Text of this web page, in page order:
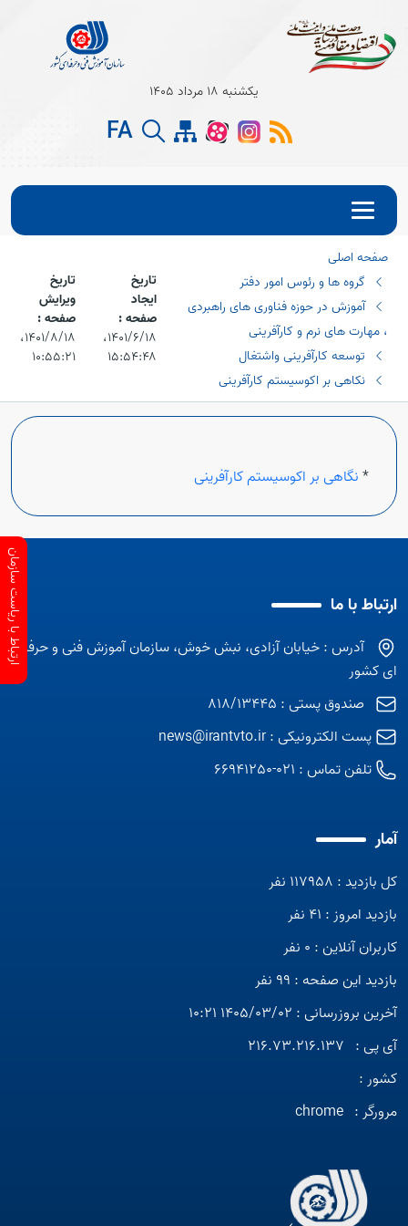
یکشنبه 18 مرداد 1405
FA
صفحه اصلی
گروه ها و رئوس امور دفتر
آموزش در حوزه فناوری های راهبردی
، مهارت های نرم و کارآفرینی
توسعه کارآفرینی واشتغال
نکاهی بر اکوسیستم کارآفرینی
تاریخ
ایجاد
صفحه :
۱۴۰۱/۶/۱۸،‏
۱۵:۵۴:۴۸
تاریخ
ویرایش
صفحه :
۱۴۰۱/۸/۱۸،‏
۱۰:۵۵:۲۱
*نگاهی بر اکوسیستم کارآفرینی
ارتباط با ما
آدرس : خیابان آزادی، نبش خوش، سازمان آموزش فنی و حرفه
ای کشور
صندوق پستی : 818/13445
پست الکترونیکی :news@irantvto.ir
تلفن تماس : 021-66941250
آمار
کل بازدید : 117958 نفر
بازدید امروز : 41 نفر
کاربران آنلاین : 0 نفر
بازدید این صفحه : 99 نفر
آخرین بروزرسانی : 1405/03/02 10:21
آی پی : 216.73.216.137
کشور :
مرورگر : chrome
ارتباط با ریاست سازمان